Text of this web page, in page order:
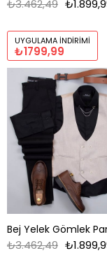
₺3.462,49
UYGULAMA İNDIRIMI
₺1799,99
₺3.462,49